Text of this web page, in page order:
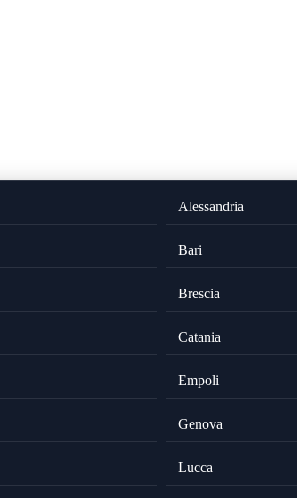
Alessandria
Bari
Brescia
Catania
Empoli
Genova
Lucca